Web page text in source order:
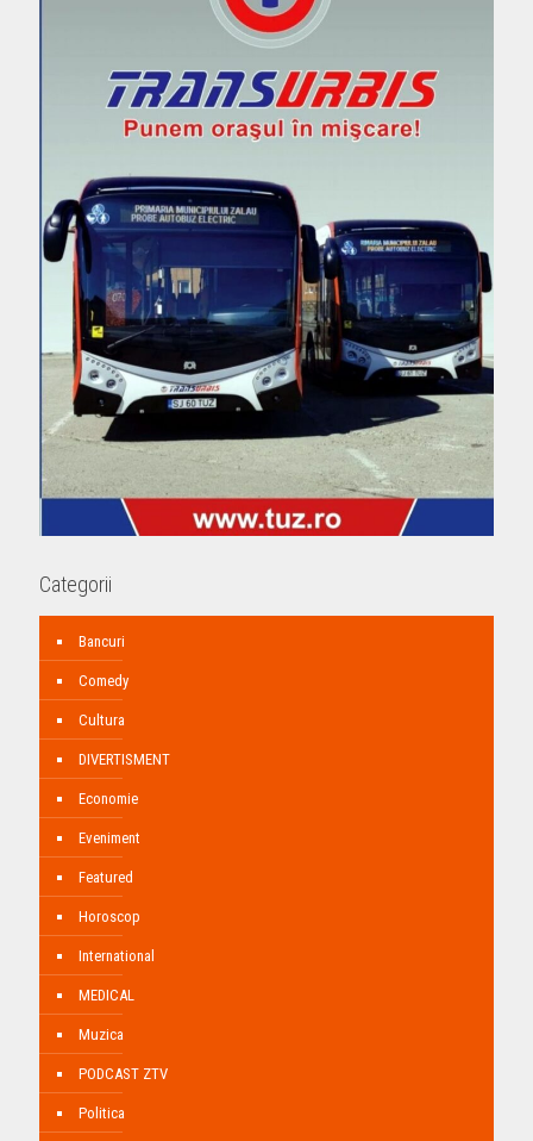
Categorii
Bancuri
Comedy
Cultura
DIVERTISMENT
Economie
Eveniment
Featured
Horoscop
International
MEDICAL
Muzica
PODCAST ZTV
Politica